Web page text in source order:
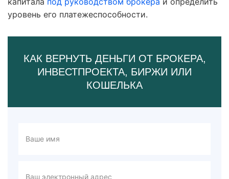
уровень его платежеспособности.
КАК ВЕРНУТЬ ДЕНЬГИ ОТ БРОКЕРА,
ИНВЕСТПРОЕКТА, БИРЖИ ИЛИ
КОШЕЛЬКА